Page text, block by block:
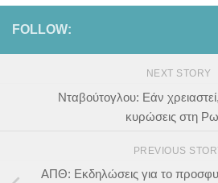
FOLLOW:
NEXT STORY
Νταβούτογλου: Εάν
κυρώσεις στη
PREVIOUS
ΑΠΘ: Εκδηλώσεις για το